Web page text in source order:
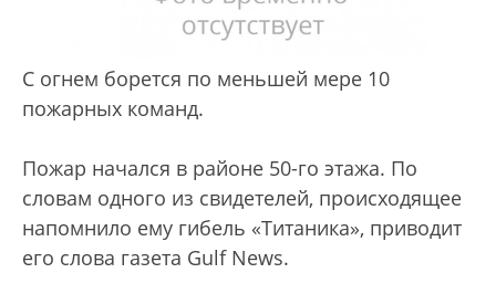
С огнем борется по меньшей мере 10
пожарных команд.
Пожар начался в районе 50-го этажа. По
словам одного из свидетелей, происходящее
напомнило ему гибель «Титаника», приводит
его слова газета Gulf News.